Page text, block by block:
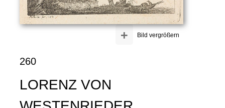
Bild vergrößern
+
260
LORENZ VON